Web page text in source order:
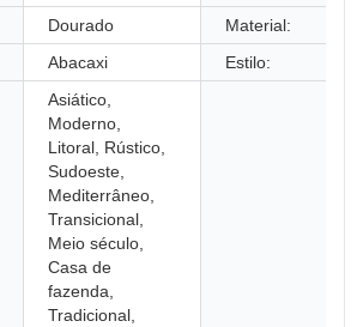
Dourado Material:
Abacaxi Estilo:
Asiático,
Moderno,
Litoral, Rústico,
Sudoeste,
Mediterrâneo,
Transicional,
Meio século,
Casa de
fazenda,
Tradicional,